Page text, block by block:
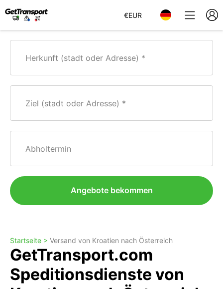
€EUR
Herkunft (stadt oder Adresse)
Ziel (stadt oder Adresse)
Abholtermin
Angebote bekommen
Startseite > Versand von Kroatien nach Österreich
GetTransport.com
Speditionsdienste von